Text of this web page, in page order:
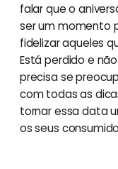
falar que o
ser um momento
fidelizar aqueles
Está perdido e
precisa se
com todas as
tornar essa data
os seus